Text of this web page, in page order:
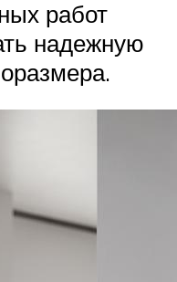
работ
надежную